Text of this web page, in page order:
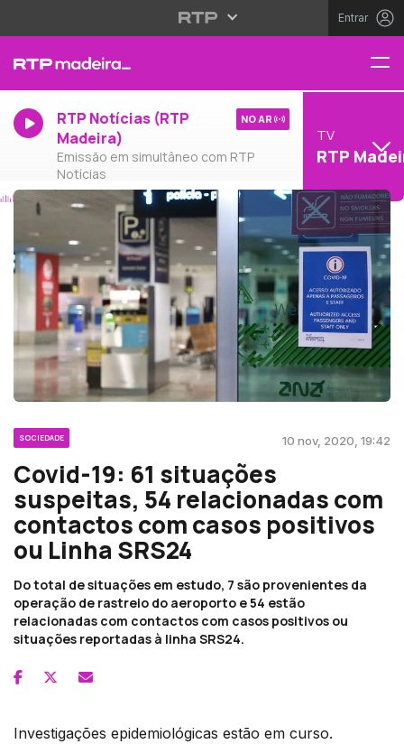
Entrar
RTP Notícias (RTP
Madeira)
Emissão em simultâneo com RTP
Notícias
NO AR
TV
RTP
SOCIEDADE 10 nov, 2020, 19:42
Covid-19: 61 situações
suspeitas, 54 relacionadas com
contactos com casos positivos
ou Linha SRS24
Do total de situações em estudo, 7 são provenientes da
operação de rastreio do aeroporto e 54 estão
relacionadas com contactos com casos positivos ou
situações reportadas à linha SRS24.
Investigações epidemiológicas estão em curso.